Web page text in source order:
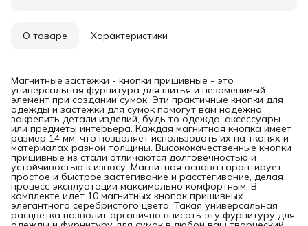
О товаре Характеристики
Магнитные застежки - кнопки пришивные - это
универсальная фурнитура для шитья и незаменимый
элемент при создании сумок. Эти практичные кнопки для
одежды и застежки для сумок помогут вам надежно
закрепить детали изделий, будь то одежда, аксессуары
или предметы интерьера. Каждая магнитная кнопка имеет
размер 14 мм, что позволяет использовать их на тканях и
материалах разной толщины. Высококачественные кнопки
пришивные из стали отличаются долговечностью и
устойчивостью к износу. Магнитная основа гарантирует
простое и быстрое застегивание и расстегивание, делая
процесс эксплуатации максимально комфортным. В
комплекте идет 10 магнитных кнопок пришивных
элегантного серебристого цвета. Такая универсальная
расцветка позволит органично вписать эту фурнитуру для